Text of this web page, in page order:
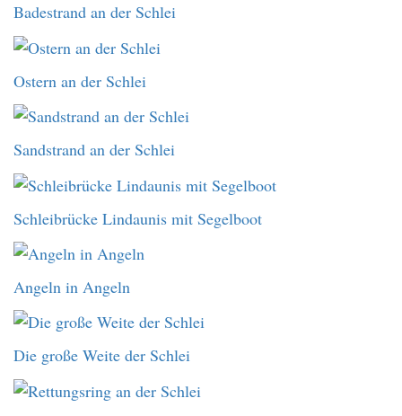
Badestrand an der Schlei
Ostern an der Schlei
Sandstrand an der Schlei
Schleibrücke Lindaunis mit Segelboot
Angeln in Angeln
Die große Weite der Schlei